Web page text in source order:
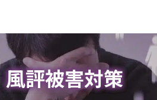
AI関連法務
・LPの薬機法等チェック
等の不正転売対策
イバー犯罪の刑事告訴等
風評被害対策